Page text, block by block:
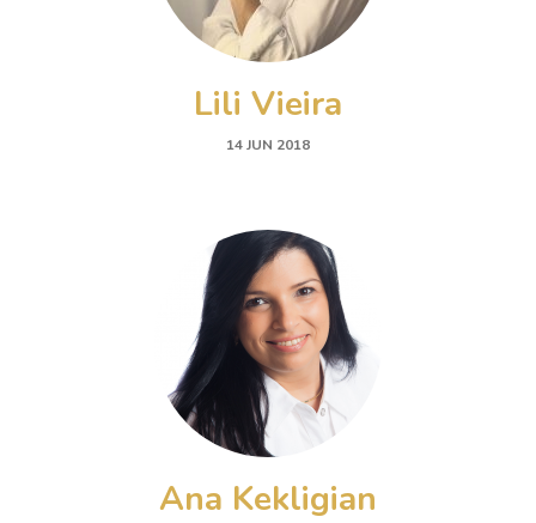
Lili Vieira
14 JUN 2018
Ana Kekligian